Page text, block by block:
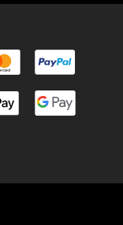
MasterCard
fois Cofidis
en 4 fois Cofidis
ApplePay